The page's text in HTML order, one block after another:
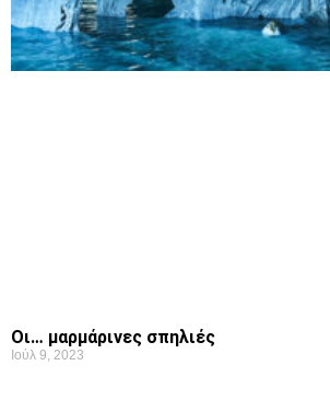
Οι… μαρμάρινες σπηλιές
Ιούλ 9, 2023